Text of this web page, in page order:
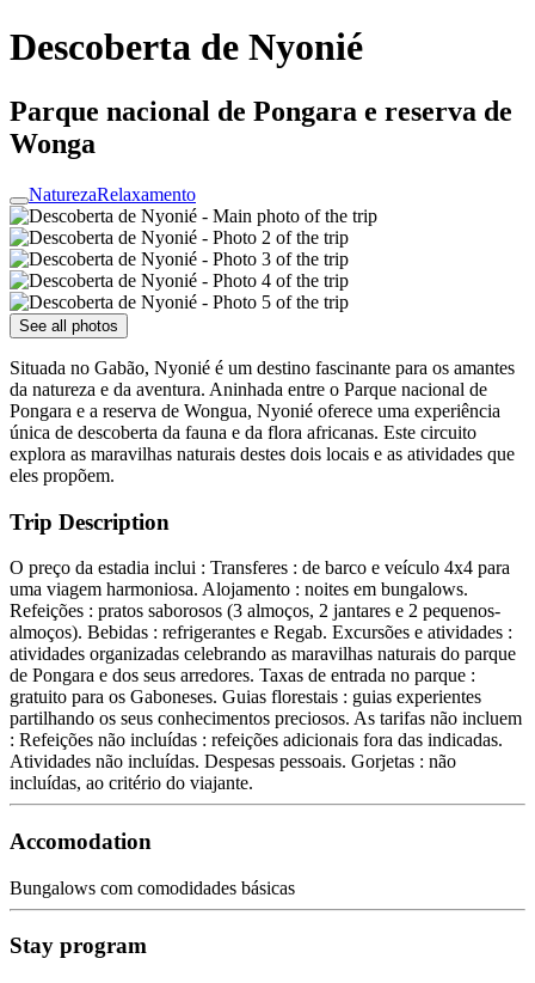
Descoberta de Nyonié
Parque nacional de Pongara e reserva de
Wonga
NaturezaRelaxamento
See all photos
Situada no Gabão, Nyonié é um destino fascinante para os amantes
da natureza e da aventura. Aninhada entre o Parque nacional de
Pongara e a reserva de Wongua, Nyonié oferece uma experiência
única de descoberta da fauna e da flora africanas. Este circuito
explora as maravilhas naturais destes dois locais e as atividades que
eles propõem.
Trip Description
O preço da estadia inclui : Transferes : de barco e veículo 4x4 para
uma viagem harmoniosa. Alojamento : noites em bungalows.
Refeições : pratos saborosos (3 almoços, 2 jantares e 2 pequenos-
almoços). Bebidas : refrigerantes e Regab. Excursões e atividades :
atividades organizadas celebrando as maravilhas naturais do parque
de Pongara e dos seus arredores. Taxas de entrada no parque :
gratuito para os Gaboneses. Guias florestais : guias experientes
partilhando os seus conhecimentos preciosos. As tarifas não incluem
: Refeições não incluídas : refeições adicionais fora das indicadas.
Atividades não incluídas. Despesas pessoais. Gorjetas : não
incluídas, ao critério do viajante.
Accomodation
Bungalows com comodidades básicas
Stay program